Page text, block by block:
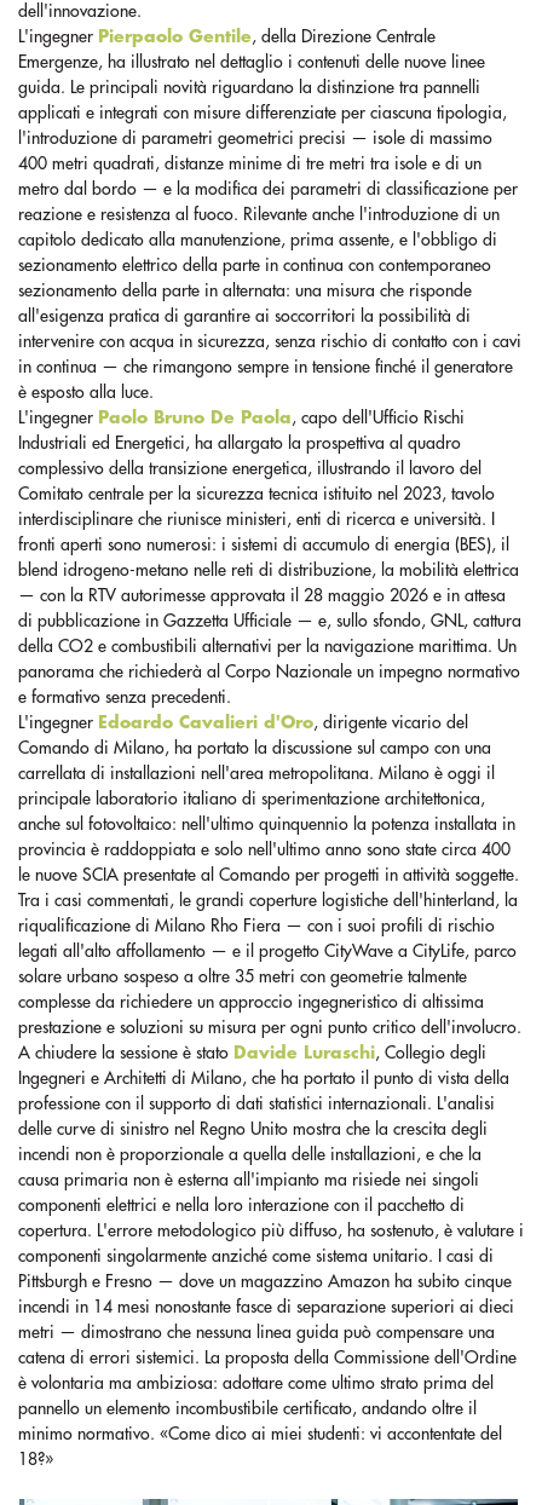
dell'innovazione.
L'ingegner Pierpaolo Gentile , della Direzione Centrale
Emergenze, ha illustrato nel dettaglio i contenuti delle nuove linee
guida. Le principali novità riguardano la distinzione tra pannelli
applicati e integrati con misure differenziate per ciascuna tipologia,
l'introduzione di parametri geometrici precisi — isole di massimo
400 metri quadrati, distanze minime di tre metri tra isole e di un
metro dal bordo — e la modifica dei parametri di classificazione per
reazione e resistenza al fuoco. Rilevante anche l'introduzione di un
capitolo dedicato alla manutenzione, prima assente, e l'obbligo di
sezionamento elettrico della parte in continua con contemporaneo
sezionamento della parte in alternata: una misura che risponde
all'esigenza pratica di garantire ai soccorritori la possibilità di
intervenire con acqua in sicurezza, senza rischio di contatto con i cavi
in continua — che rimangono sempre in tensione finché il generatore
è esposto alla luce.
L'ingegner Paolo Bruno De Paola , capo dell'Ufficio Rischi
Industriali ed Energetici, ha allargato la prospettiva al quadro
complessivo della transizione energetica, illustrando il lavoro del
Comitato centrale per la sicurezza tecnica istituito nel 2023, tavolo
interdisciplinare che riunisce ministeri, enti di ricerca e università. I
fronti aperti sono numerosi: i sistemi di accumulo di energia (BES), il
blend idrogeno-metano nelle reti di distribuzione, la mobilità elettrica
— con la RTV autorimesse approvata il 28 maggio 2026 e in attesa
di pubblicazione in Gazzetta Ufficiale — e, sullo sfondo, GNL, cattura
della CO2 e combustibili alternativi per la navigazione marittima. Un
panorama che richiederà al Corpo Nazionale un impegno normativo
e formativo senza precedenti.
L'ingegner Edoardo Cavalieri d'Oro , dirigente vicario del
Comando di Milano, ha portato la discussione sul campo con una
carrellata di installazioni nell'area metropolitana. Milano è oggi il
principale laboratorio italiano di sperimentazione architettonica,
anche sul fotovoltaico: nell'ultimo quinquennio la potenza installata in
provincia è raddoppiata e solo nell'ultimo anno sono state circa 400
le nuove SCIA presentate al Comando per progetti in attività soggette.
Tra i casi commentati, le grandi coperture logistiche dell'hinterland, la
riqualificazione di Milano Rho Fiera — con i suoi profili di rischio
legati all'alto affollamento — e il progetto CityWave a CityLife, parco
solare urbano sospeso a oltre 35 metri con geometrie talmente
complesse da richiedere un approccio ingegneristico di altissima
prestazione e soluzioni su misura per ogni punto critico dell'involucro.
A chiudere la sessione è stato Davide Luraschi , Collegio degli
Ingegneri e Architetti di Milano, che ha portato il punto di vista della
professione con il supporto di dati statistici internazionali. L'analisi
delle curve di sinistro nel Regno Unito mostra che la crescita degli
incendi non è proporzionale a quella delle installazioni, e che la
causa primaria non è esterna all'impianto ma risiede nei singoli
componenti elettrici e nella loro interazione con il pacchetto di
copertura. L'errore metodologico più diffuso, ha sostenuto, è valutare i
componenti singolarmente anziché come sistema unitario. I casi di
Pittsburgh e Fresno — dove un magazzino Amazon ha subito cinque
incendi in 14 mesi nonostante fasce di separazione superiori ai dieci
metri — dimostrano che nessuna linea guida può compensare una
catena di errori sistemici. La proposta della Commissione dell'Ordine
è volontaria ma ambiziosa: adottare come ultimo strato prima del
pannello un elemento incombustibile certificato, andando oltre il
minimo normativo. «Come dico ai miei studenti: vi accontentate del
18?»